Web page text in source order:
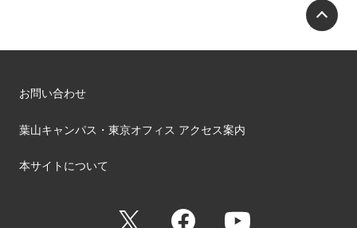
お問い合わせ
葉山キャンパス・東京オフィス アクセス案内
本サイトについて
Facebook